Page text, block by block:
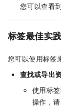
您可以查看
标签最佳实践
您可以使用标签
查找或导出
使用标
操作，